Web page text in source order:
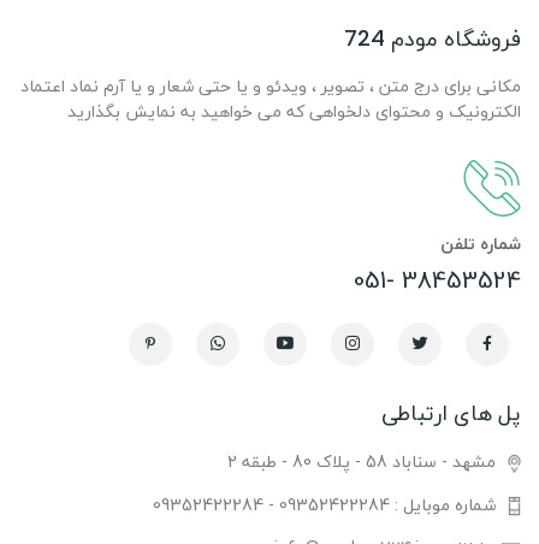
فروشگاه مودم 724
مکانی برای درج متن ، تصویر ، ویدئو و یا حتی شعار و یا آرم نماد اعتماد
الکترونیک و محتوای دلخواهی که می خواهید به نمایش بگذارید
شماره تلفن
38453524 -051
پل های ارتباطی
مشهد - سناباد 58 - پلاک 80 - طبقه 2
شماره موبایل : 09352422284 - 09352422284